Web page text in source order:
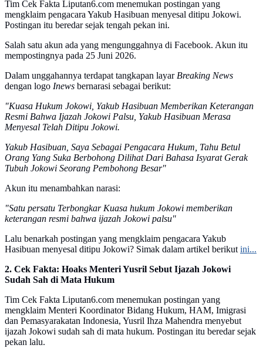
Tim Cek Fakta Liputan6.com menemukan postingan yang
mengklaim pengacara Yakub Hasibuan menyesal ditipu Jokowi.
Postingan itu beredar sejak tengah pekan ini.
Salah satu akun ada yang mengunggahnya di Facebook. Akun itu
mempostingnya pada 25 Juni 2026.
Dalam unggahannya terdapat tangkapan layarBreaking News
dengan logo Inews bernarasi sebagai berikut:
"Kuasa Hukum Jokowi, Yakub Hasibuan Memberikan Keterangan
Resmi Bahwa Ijazah Jokowi Palsu, Yakub Hasibuan Merasa
Menyesal Telah Ditipu Jokowi.
Yakub Hasibuan, Saya Sebagai Pengacara Hukum, Tahu Betul
Orang Yang Suka Berbohong Dilihat Dari Bahasa Isyarat Gerak
Tubuh Jokowi Seorang Pembohong Besar"
Akun itu menambahkan narasi:
"Satu persatu Terbongkar Kuasa hukum Jokowi memberikan
keterangan resmi bahwa ijazah Jokowi palsu"
Lalu benarkah postingan yang mengklaim pengacara Yakub
Hasibuan menyesal ditipu Jokowi? Simak dalam artikel berikutini...
2. Cek Fakta: Hoaks Menteri Yusril Sebut Ijazah Jokowi
Sudah Sah di Mata Hukum
Tim Cek Fakta Liputan6.com menemukan postingan yang
mengklaim Menteri Koordinator Bidang Hukum, HAM, Imigrasi
dan Pemasyarakatan Indonesia, Yusril Ihza Mahendra menyebut
ijazah Jokowi sudah sah di mata hukum. Postingan itu beredar sejak
pekan lalu.